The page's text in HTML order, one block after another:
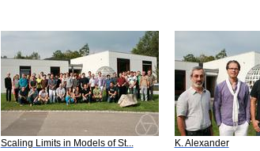
Scaling Limits in Models of St...
K. Alexander